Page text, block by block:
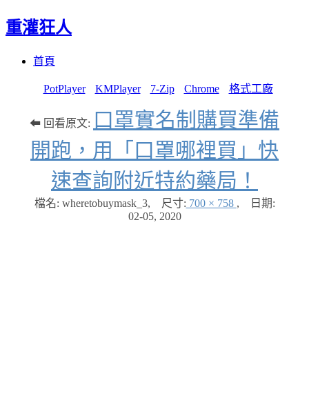
重灌狂人
首頁
PotPlayer KMPlayer 7-Zip Chrome 格式工廠
⬅ 回看原文: 口罩實名制購買準備
開跑，用「口罩哪裡買」快
速查詢附近特約藥局！
檔名: wheretobuymask_3, 尺寸: 700 × 758 ,
日期:
02-05, 2020